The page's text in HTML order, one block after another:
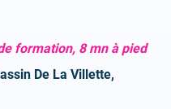
formation, 8 mn à pied
De La Villette,